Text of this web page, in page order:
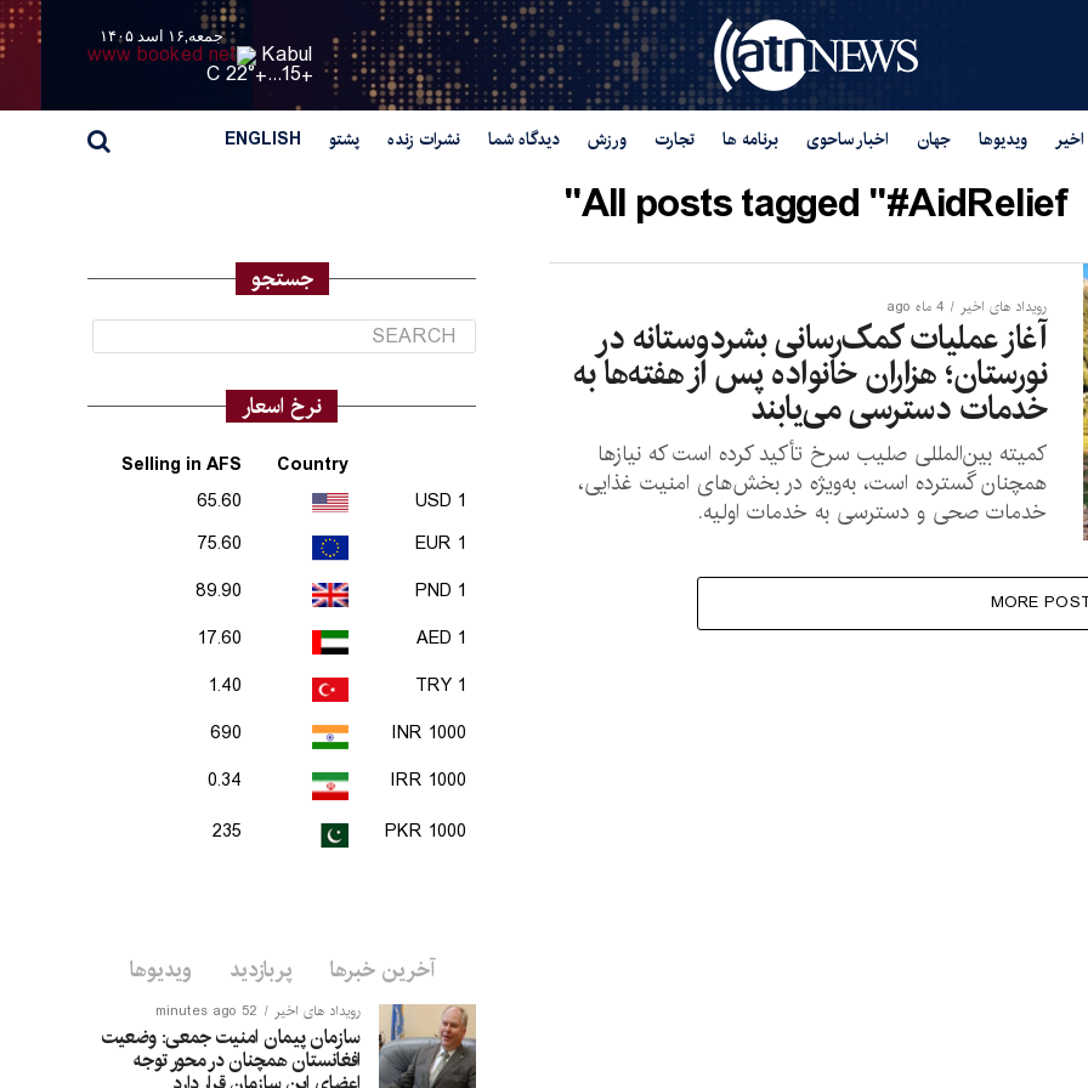
جمعه,۱۶ اسد ۱۴۰۵
Kabul
+
15...
+
22° C
ویدیوها جهان اخبار ساحوی برنامه ها تجارت ورزش دیدگاه شما نشرات زنده پشتو ENGLISH
All posts tagged "#AidRelief"
رویداد های اخیر 4 ماه ago
آغاز عملیات کمک‌رسانی بشردوستانه در
نورستان؛ هزاران خانواده پس از هفته‌ها به
خدمات دسترسی می‌یابند
کمیته بین‌المللی صلیب سرخ تأکید کرده است که نیازها
همچنان گسترده است، به‌ویژه در بخش‌های امنیت غذایی،
خدمات صحی و دسترسی به خدمات اولیه.
MORE
جستجو
نرخ اسعار
Country
Selling in AFS
1 USD
65.60
1 EUR
75.60
1 PND
89.90
1 AED
17.60
1 TRY
1.40
1000 INR
690
1000 IRR
0.34
1000 PKR
235
آخرین خبرها پربازدید ویدیوها
رویداد های اخیر 52 minutes ago
سازمان پیمان امنیت جمعی: وضعیت
افغانستان همچنان در محور توجه